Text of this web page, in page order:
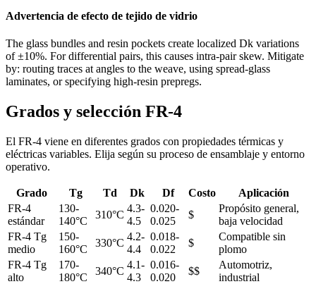
Advertencia de efecto de tejido de vidrio
The glass bundles and resin pockets create localized Dk variations
of ±10%. For differential pairs, this causes intra-pair skew. Mitigate
by: routing traces at angles to the weave, using spread-glass
laminates, or specifying high-resin prepregs.
Grados y selección FR-4
El FR-4 viene en diferentes grados con propiedades térmicas y
eléctricas variables. Elija según su proceso de ensamblaje y entorno
operativo.
Grado Tg Td Dk Df Costo
Aplicación
FR-4
estándar
130-
140°C
310°C
4.3-
4.5
0.020-
0.025
$
Propósito general,
baja velocidad
FR-4 Tg
medio
150-
160°C
330°C
4.2-
4.4
0.018-
0.022
$
Compatible sin
plomo
FR-4 Tg
alto
170-
180°C
340°C
4.1-
4.3
0.016-
0.020
$$
Automotriz,
industrial